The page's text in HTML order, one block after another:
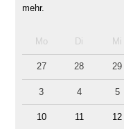
mehr.
Mo Di Mi
27 28 29
3 4 5
10 11 12